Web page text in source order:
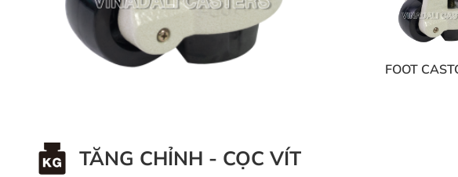
FOOT
TĂNG CHỈNH - CỌC VÍT